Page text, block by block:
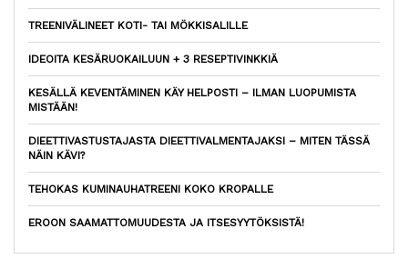
TREENIVÄLINEET KOTI- TAI MÖKKISALILLE
IDEOITA KESÄRUOKAILUUN + 3 RESEPTIVINKKIÄ
KESÄLLÄ KEVENTÄMINEN KÄY HELPOSTI – ILMAN LUOPUMISTA
MISTÄÄN!
DIEETTIVASTUSTAJASTA DIEETTIVALMENTAJAKSI – MITEN TÄSSÄ
NÄIN KÄVI?
TEHOKAS KUMINAUHATREENI KOKO KROPALLE
EROON SAAMATTOMUUDESTA JA ITSESYYTÖKSISTÄ!